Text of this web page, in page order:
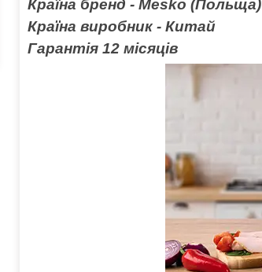
Країна бренд - Mesko (Польща)
Країна виробник - Китай
Гарантія 12 місяців